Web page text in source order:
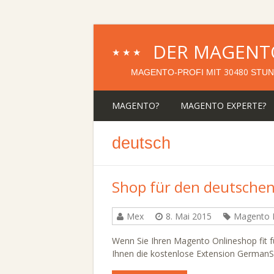
★★★ DER
MAGENTO-PROFI MIT 30480
MAGENTO? MAGENTO EXPERTE?
deutsch
Shop für den
Mex 8. Mai 2015 Magento
Wenn Sie Ihren Magento Onlineshop fit
Ihnen die kostenlose Extension